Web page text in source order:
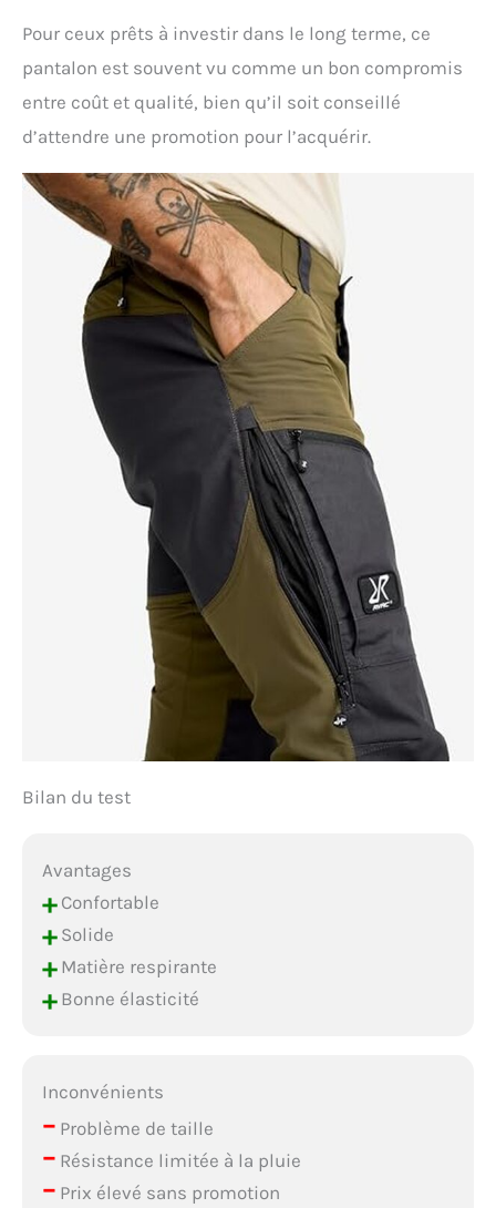
Pour ceux prêts à investir dans le long terme, ce
pantalon est souvent vu comme un bon compromis
entre coût et qualité, bien qu’il soit conseillé
d’attendre une promotion pour l’acquérir.
Bilan du test
Avantages
+Confortable
+Solide
+Matière respirante
+Bonne élasticité
Inconvénients
–Problème de taille
–Résistance limitée à la pluie
–Prix élevé sans promotion